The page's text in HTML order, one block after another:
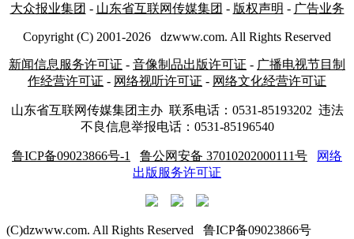
大众报业集团 - 山东省互联网传媒集团 - 版权声明 - 广告业务
Copyright (C) 2001-2026 dzwww.com. All Rights Reserved
新闻信息服务许可证 - 音像制品出版许可证 - 广播电视节目制
作经营许可证 - 网络视听许可证 - 网络文化经营许可证
山东省互联网传媒集团主办 联系电话：0531-85193202 违法
不良信息举报电话：0531-85196540
鲁ICP备09023866号-1 鲁公网安备 37010202000111号
网络
出版服务许可证
(C)dzwww.com. All Rights Reserved 鲁ICP备09023866号